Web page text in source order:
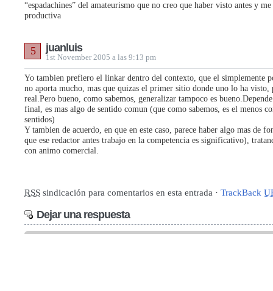
“espadachines” del amateurismo que no creo que haber visto antes y
productiva
juanluis
1st November 2005 a las 9:13 pm
5
Yo tambien prefiero el linkar dentro del contexto, que el simplemente
no aporta mucho, mas que quizas el primer sitio donde uno lo ha visto,
real.Pero bueno, como sabemos, generalizar tampoco es
final, es mas algo de sentido comun (que como sabemos, es el menos
sentidos)
Y tambien de acuerdo, en que en este caso, parece haber algo mas de
que ese redactor antes trabajo en la competencia es significativo),
con animo comercial.
RSS sindicación para comentarios en esta entrada · TrackBack
Dejar una respuesta